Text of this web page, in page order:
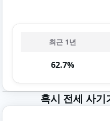
최근 1년
62.7%
혹시 전세 사기